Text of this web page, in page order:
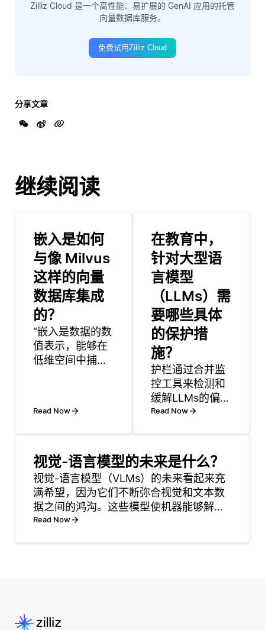
Zilliz Cloud 是一个高性能、易扩展的 GenAI 应用的托管
向量数据库服务。
免费试用Zilliz Cloud
分享文章
继续阅读
嵌入是如何
与像 Milvus
这样的向量
数据库集成
的？
“嵌入是数据的数
值表示，能够在
低维空间中捕捉
各种任务中变得
非常有用。向量
Milvus，旨在高
效地存储和检索
这些高维向量。
当你拥有一个数
据集——比如图
Read Now
在教育中，
针对大型语
言模型
（LLMs）需
要哪些具体
的保护措
施？
护栏通过合并监
控工具来检测和
缓解LLMs的偏差
输出，这些工具
性语言或模式。
这些工具评估产
出是否反映了不
公平的陈规定型
观念或与性别、
Read Now
视觉-语言模型的未来是什么？
视觉-语言模型（VLMs）的未来看起来充
满希望，因为它们不断弥合视觉和文本数
据之间的鸿沟。这些模型使机器能够解读
和生成结合图像和文本的内容，使其在各
Read Now